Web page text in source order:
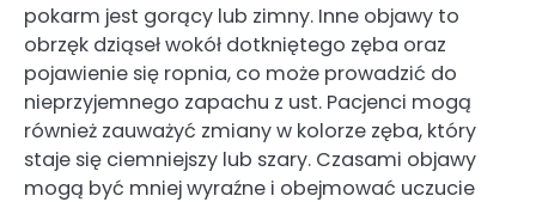
pokarm jest gorący lub zimny. Inne objawy to
obrzęk dziąseł wokół dotkniętego zęba oraz
pojawienie się ropnia, co może prowadzić do
nieprzyjemnego zapachu z ust. Pacjenci mogą
również zauważyć zmiany w kolorze zęba, który
staje się ciemniejszy lub szary. Czasami objawy
mogą być mniej wyraźne i obejmować uczucie